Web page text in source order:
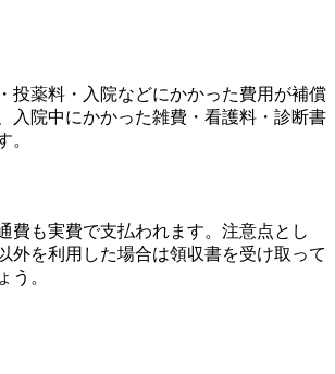
投薬料・入院などにかかった費用が補償
入院中にかかった雑費・看護料・診断書
。
費も実費で支払われます。注意点とし
外を利用した場合は領収書を受け取って
う。